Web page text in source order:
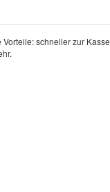
schneller zur